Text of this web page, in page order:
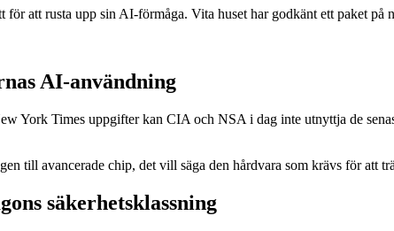
för att rusta upp sin AI-förmåga. Vita huset har godkänt ett paket
AI-användning
York Times uppgifter kan CIA och NSA i dag inte utnyttja de
till avancerade chip, det vill säga den hårdvara som krävs för att
säkerhetsklassning